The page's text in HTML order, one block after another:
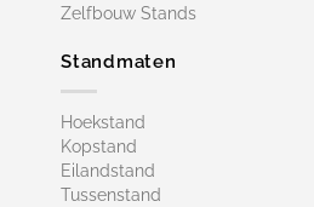
Zelfbouw Stands
Standmaten
Hoekstand
Kopstand
Eilandstand
Tussenstand